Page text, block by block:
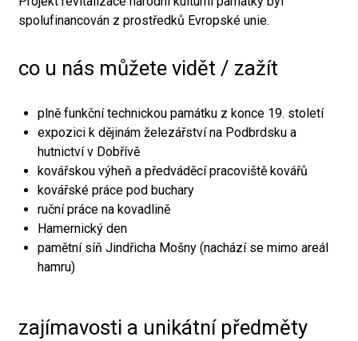
spolufinancován z prostředků Evropské unie.
co u nás můžete vidět / zažít
plně funkční technickou památku z konce 19. století
expozici k dějinám železářství na Podbrdsku a
hutnictví v Dobřívě
kovářskou výheň a předváděcí pracoviště kovářů
kovářské práce pod buchary
ruční práce na kovadlině
Hamernický den
pamětní síň Jindřicha Mošny (nachází se mimo areál
hamru)
zajímavosti a unikátní předměty